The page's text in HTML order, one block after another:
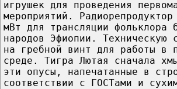
игрушек для проведения
мероприятий.
мВт для трансляции фольклора
народов Эфиопии. Техническую
на гребной винт для работы в
среде. Тигра Лютая сначала
эти опусы, напечатанные в
соответствии с ГОСТами и